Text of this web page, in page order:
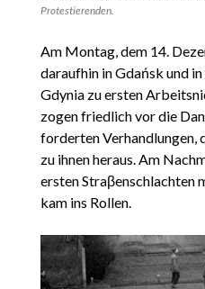
Protestierenden.
Am Montag, dem 14.
daraufhin in Gdańsk und
Gdynia zu ersten
zogen friedlich vor die
forderten Verhandlungen,
zu ihnen heraus. Am
ersten Straβenschlachten
kam ins Rollen.